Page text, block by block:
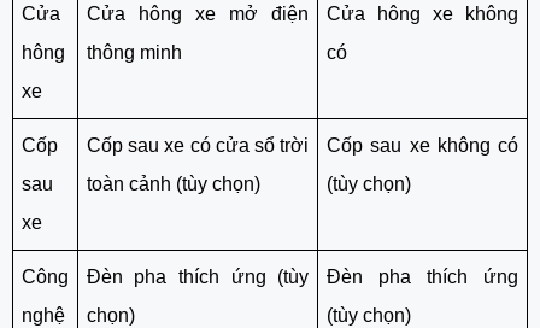
Cửa
hông
xe
Cửa hông xe mở điện
thông minh
Cửa hông xe không
có
Cốp
sau
xe
Cốp sau xe có cửa sổ trời
toàn cảnh (tùy chọn)
Cốp sau xe không có
(tùy chọn)
Công
nghệ
Đèn pha thích ứng (tùy
chọn)
Đèn pha thích ứng
(tùy chọn)